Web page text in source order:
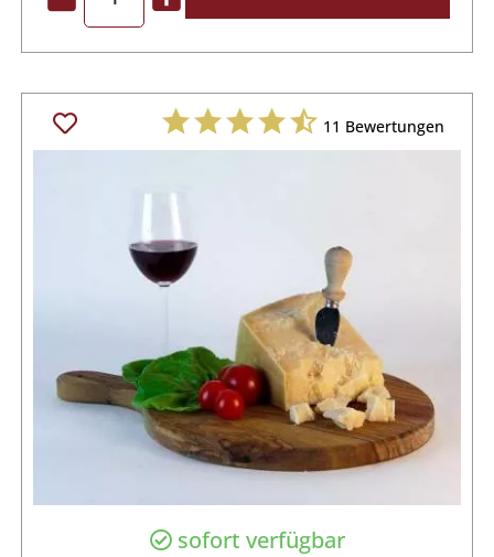
11 Bewertungen
sofort verfügbar